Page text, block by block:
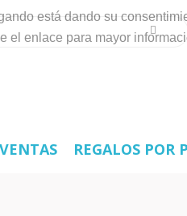
está dando su
el enlace para mayor
REGALOS POR